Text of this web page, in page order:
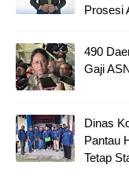
Prosesi
490
Gaji
Dinas
Pantau
Tetap